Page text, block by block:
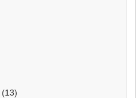
(13)